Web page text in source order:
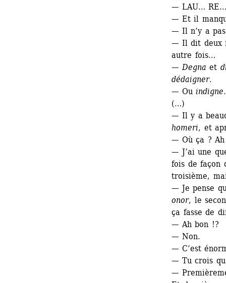
— LAU…
— Et il
— Il n’y a
— Il dit deux
autre fois…
— Degna et
dédaigner.
— Ou indigne.
(…)
— Il y a
homeri, et
— Où ça ?
— J’ai une
fois de façon
troisième,
— Je pense
onor, le
ça fasse de
— Ah bon !?
— Non.
— C’est
— Tu crois
—